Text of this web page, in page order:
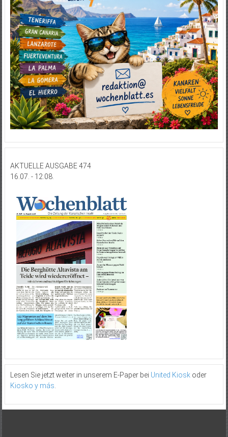
AKTUELLE AUSGABE 474
16.07. - 12.08.
Lesen Sie jetzt weiter in unserem E-Paper bei United Kioskoder
Kiosko y más.